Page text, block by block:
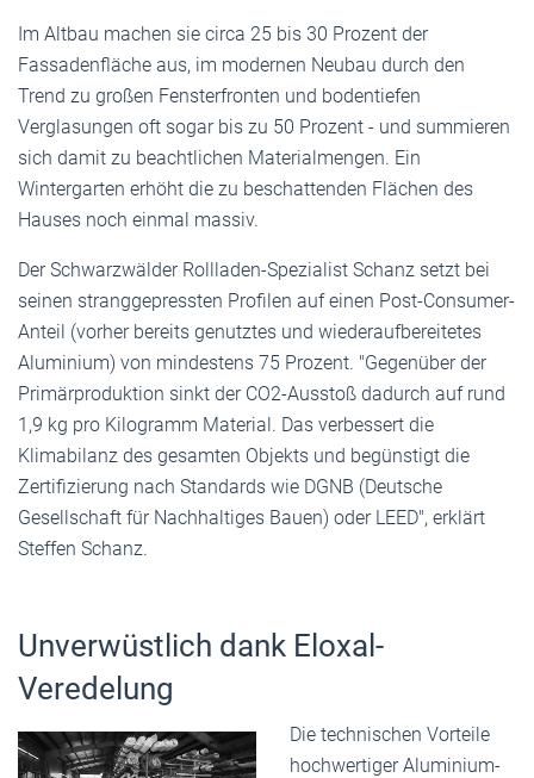
Im Altbau machen sie circa 25 bis 30 Prozent der
Fassadenfläche aus, im modernen Neubau durch den
Trend zu großen Fensterfronten und bodentiefen
Verglasungen oft sogar bis zu 50 Prozent - und summieren
sich damit zu beachtlichen Materialmengen. Ein
Wintergarten erhöht die zu beschattenden Flächen des
Hauses noch einmal massiv.
Der Schwarzwälder Rollladen-Spezialist Schanz setzt bei
seinen stranggepressten Profilen auf einen Post-Consumer-
Anteil (vorher bereits genutztes und wiederaufbereitetes
Aluminium) von mindestens 75 Prozent. "Gegenüber der
Primärproduktion sinkt der CO2-Ausstoß dadurch auf rund
1,9 kg pro Kilogramm Material. Das verbessert die
Klimabilanz des gesamten Objekts und begünstigt die
Zertifizierung nach Standards wie DGNB (Deutsche
Gesellschaft für Nachhaltiges Bauen) oder LEED", erklärt
Steffen Schanz.
Unverwüstlich dank Eloxal-
Veredelung
Die technischen Vorteile
hochwertiger Aluminium-